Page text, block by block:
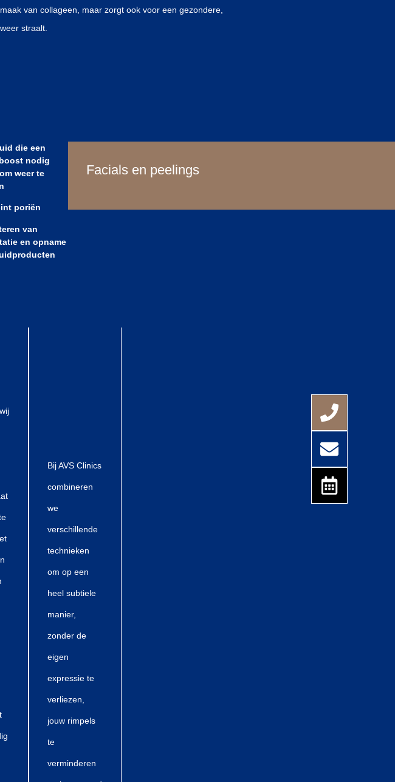
van collageen, maar zorgt ook voor een gezondere,
straalt.
die een
nodig
weer te
poriën
van
en opname
Facials en peelings
Bij AVS Clinics
combineren
we
verschillende
technieken
om op een
heel subtiele
manier,
zonder de
eigen
expressie te
verliezen,
jouw rimpels
te
verminderen